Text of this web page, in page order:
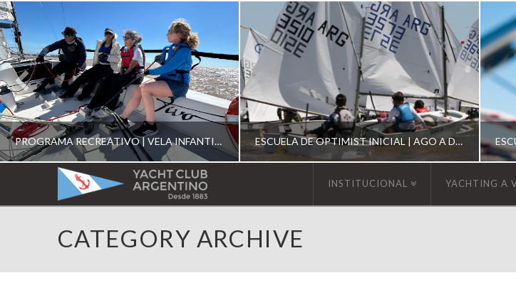
PROGRAMA RECREATIVO | VELA INFANTIL, JUVENIL Y DE CRUCERO 2026
ESCUELA RECREATIVA 2026
ESCUELA DE OPTIMIST INICIAL | AGO A DIC 2026
YACHT
CLUB
ARGENTINO
INSTITUCIONAL YACHTING A
CATEGORY ARCHIVE